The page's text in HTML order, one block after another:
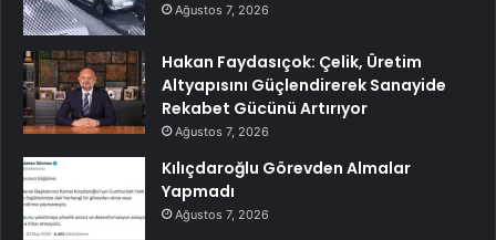
Ağustos 7, 2026
Hakan Faydasıçok: Çelik, Üretim
Altyapısını Güçlendirerek Sanayide
Rekabet Gücünü Artırıyor
Ağustos 7, 2026
Kılıçdaroğlu Görevden Almalar
Yapmadı
Ağustos 7, 2026